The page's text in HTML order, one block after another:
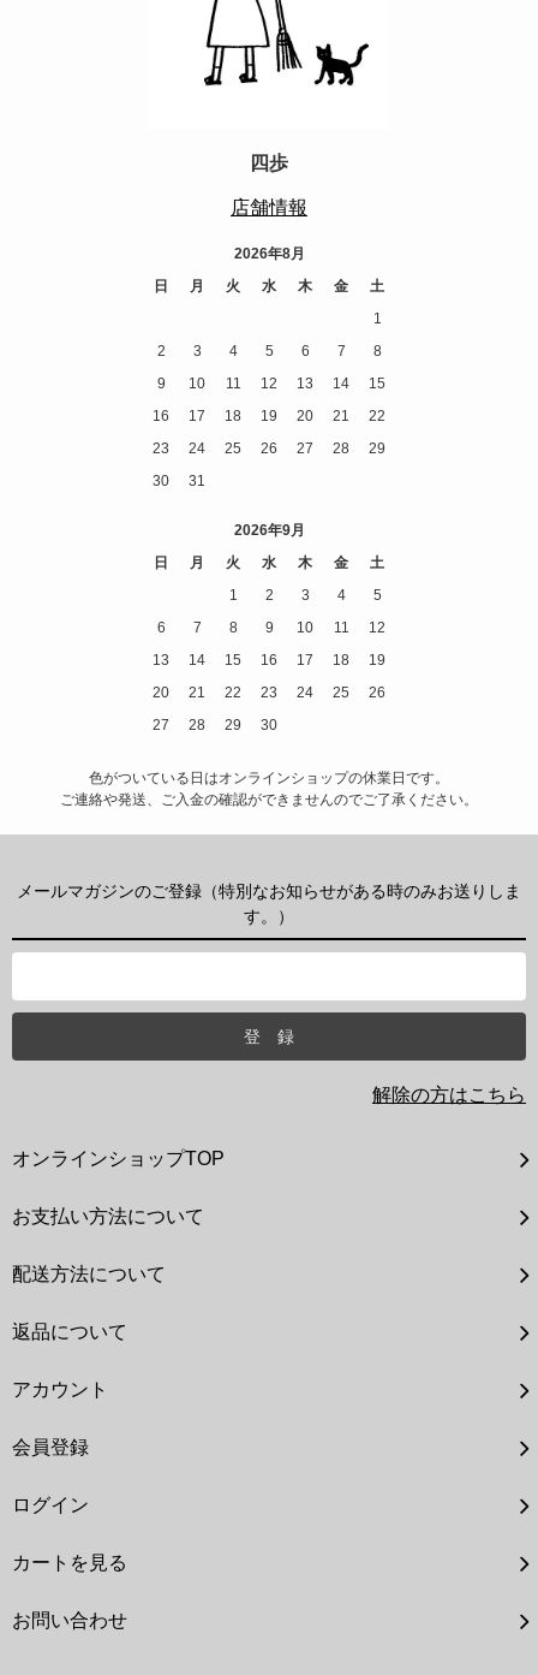
四歩
店舗情報
2026年8月
日
月 火 水 木 金
土
1
2
3 4 5 6 7
8
9
10 11 12 13 14
15
16
17 18 19 20 21
22
23
24 25 26 27 28
29
30
31
2026年9月
日
月 火 水 木 金
土
1
2 3 4
5
6
7 8 9 10 11
12
13
14 15 16 17 18
19
20
21 22 23 24 25
26
27
28 29 30
色がついている日はオンラインショップの休業日です。
ご連絡や発送、ご入金の確認ができませんのでご了承ください。
メールマガジンのご登録（特別なお知らせがある時のみお送りしま
す。）
解除の方はこちら
オンラインショップTOP
お支払い方法について
配送方法について
返品について
アカウント
会員登録
ログイン
カートを見る
お問い合わせ